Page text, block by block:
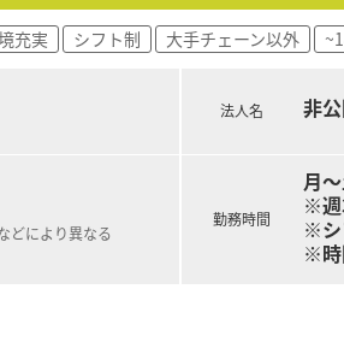
充実 シフト制 大手チェーン以外
どにより異なる
法人名 非
勤務時間
月
※週
※シ
※時